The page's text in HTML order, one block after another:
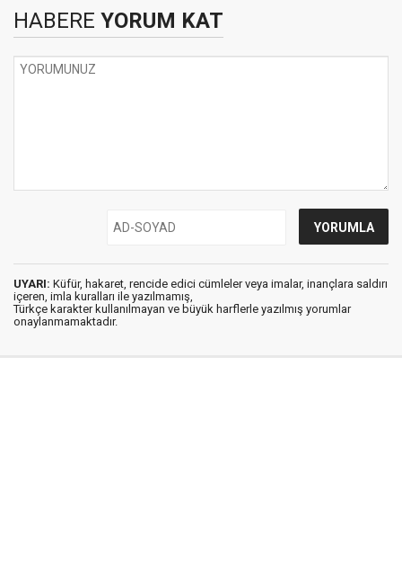
HABERE YORUM KAT
UYARI: Küfür, hakaret, rencide edici cümleler veya imalar, inançlara saldırı
içeren, imla kuralları ile yazılmamış,
Türkçe karakter kullanılmayan ve büyük harflerle yazılmış yorumlar
onaylanmamaktadır.